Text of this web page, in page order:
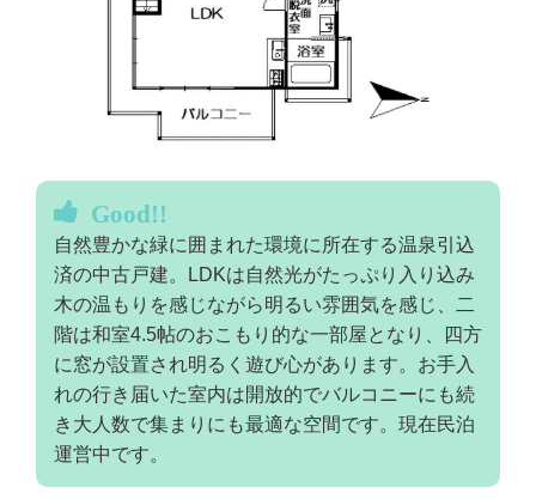
Good!!
自然豊かな緑に囲まれた環境に所在する温泉引込
済の中古戸建。LDKは自然光がたっぷり入り込み
木の温もりを感じながら明るい雰囲気を感じ、二
階は和室4.5帖のおこもり的な一部屋となり、四方
に窓が設置され明るく遊び心があります。お手入
れの行き届いた室内は開放的でバルコニーにも続
き大人数で集まりにも最適な空間です。現在民泊
運営中です。